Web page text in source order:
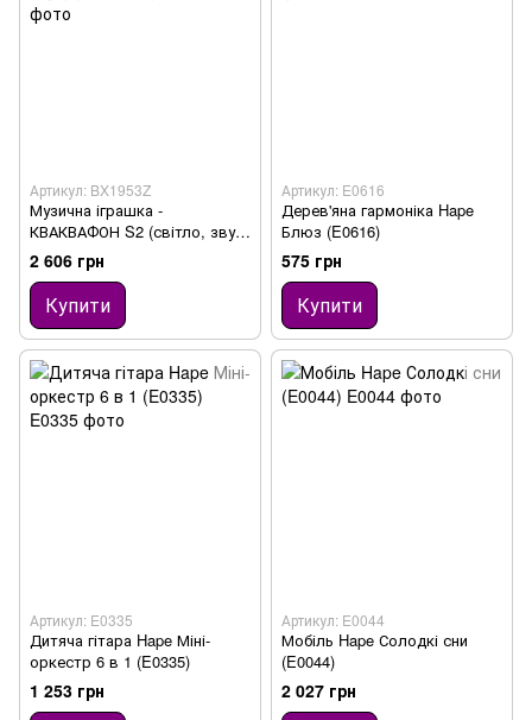
Артикул: BX1953Z
Музична іграшка -
КВАКВАФОН S2 (світло, звук)
(BX1953Z)
2 606 грн
Купити
Артикул: E0616
Дерев'яна гармоніка Hape
Блюз (E0616)
575 грн
Купити
Артикул: E0335
Дитяча гітара Hape Міні-
оркестр 6 в 1 (E0335)
1 253 грн
Артикул: E0044
Мобіль Hape Солодкі сни
(E0044)
2 027 грн